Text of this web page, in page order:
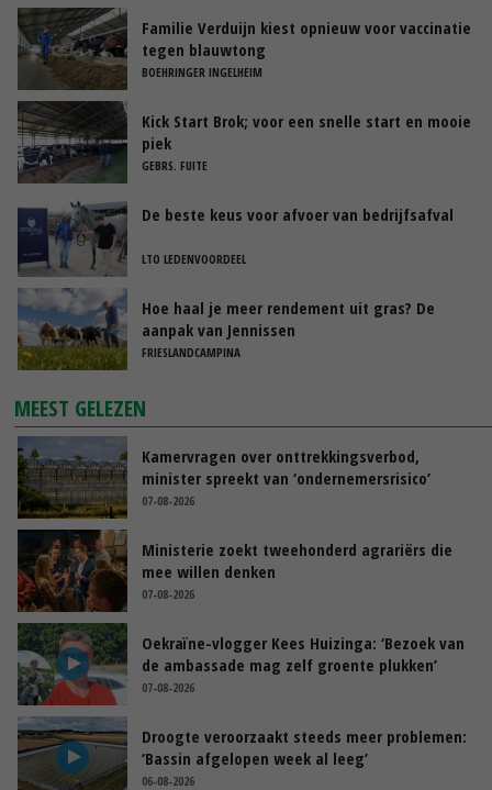
Familie Verduijn kiest opnieuw voor vaccinatie
tegen blauwtong
BOEHRINGER INGELHEIM
Kick Start Brok; voor een snelle start en mooie
piek
GEBRS. FUITE
De beste keus voor afvoer van bedrijfsafval
LTO LEDENVOORDEEL
Hoe haal je meer rendement uit gras? De
aanpak van Jennissen
FRIESLANDCAMPINA
MEEST GELEZEN
Kamervragen over onttrekkingsverbod,
minister spreekt van ‘ondernemersrisico’
07-08-2026
Ministerie zoekt tweehonderd agrariërs die
mee willen denken
07-08-2026
Oekraïne-vlogger Kees Huizinga: ‘Bezoek van
de ambassade mag zelf groente plukken’
07-08-2026
Droogte veroorzaakt steeds meer problemen:
‘Bassin afgelopen week al leeg’
06-08-2026